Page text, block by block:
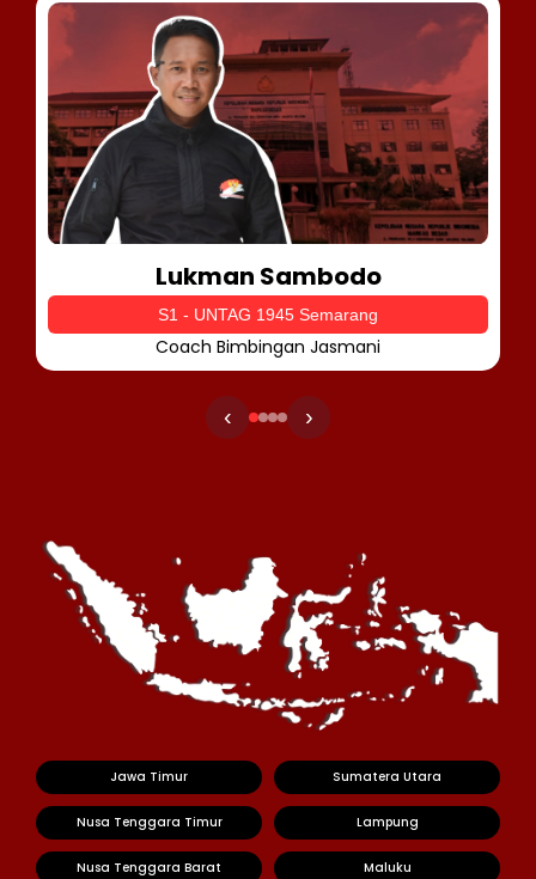
Lukman Sambodo
S1 - UNTAG 1945 Semarang
Coach Bimbingan Jasmani
‹ ›
Jawa Timur Sumatera Utara
Nusa Tenggara Timur Lampung
Nusa Tenggara Barat Maluku